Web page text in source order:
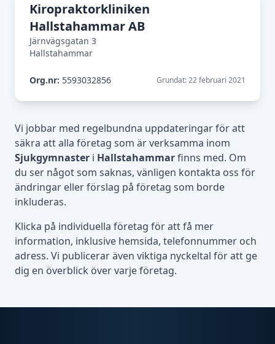
Kiropraktorkliniken
Hallstahammar AB
Järnvägsgatan 3
Hallstahammar
Org.nr: 5593032856 Grundat: 22 februari 2021
Vi jobbar med regelbundna uppdateringar för att
säkra att alla företag som är verksamma inom
Sjukgymnaster i Hallstahammarfinns med. Om
du ser något som saknas, vänligen kontakta oss för
ändringar eller förslag på företag som borde
inkluderas.
Klicka på individuella företag för att få mer
information, inklusive hemsida, telefonnummer och
adress. Vi publicerar även viktiga nyckeltal för att ge
dig en överblick över varje företag.